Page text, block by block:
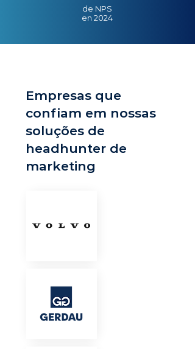
de NPS
en 2024
Empresas que
confiam em nossas
soluções de
headhunter de
marketing